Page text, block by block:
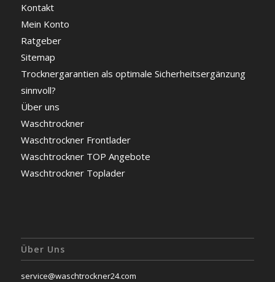
Kontakt
Mein Konto
Ratgeber
Sitemap
Trocknergarantien als optimale Sicherheitsergänzung
sinnvoll?
Über uns
Waschtrockner
Waschtrockner Frontlader
Waschtrockner TOP Angebote
Waschtrockner Toplader
Über Uns
service@waschtrockner24.com